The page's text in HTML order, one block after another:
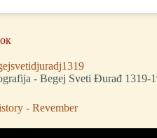
- Begej Sveti Đurađ 1319-
- Revember